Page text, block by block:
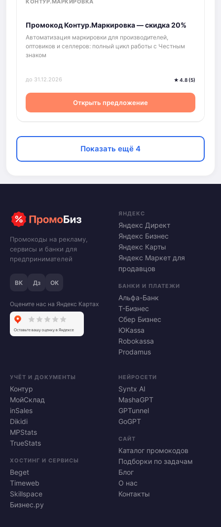
КОНТУР.МАРКИРОВКА
Промокод Контур.Маркировка — скидка 20%
Автоматизация маркировки для производителей,
оптовиков и селлеров: полный цикл работы с Честным
знаком
до 31.12.2026 ★ 4.8 (5)
Открыть предложение
Показать ещё 4
Промокоды на рекламу,
сервисы и банки для
предпринимателей
ВК Дз ОК
Оцените нас на Яндекс Картах
ЯНДЕКС
Яндекс Директ
Яндекс Бизнес
Яндекс Карты
Яндекс Маркет для
продавцов
БАНКИ И ПЛАТЕЖИ
Альфа-Банк
Т-Бизнес
Сбер Бизнес
ЮKassa
Robokassa
Prodamus
УЧЁТ И ДОКУМЕНТЫ
Контур
МойСклад
inSales
Dikidi
MPStats
TrueStats
ХОСТИНГ И СЕРВИСЫ
Beget
Timeweb
Skillspace
Бизнес.ру
НЕЙРОСЕТИ
Syntx AI
MashaGPT
GPTunnel
GoGPT
САЙТ
Каталог промокодов
Подборки по задачам
Блог
О нас
Контакты